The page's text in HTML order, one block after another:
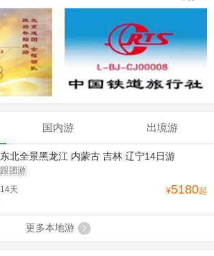
国内游 出境游
东北全景黑龙江 内蒙古 吉林 辽宁14日游
跟团游
14天
¥5180起
更多本地游